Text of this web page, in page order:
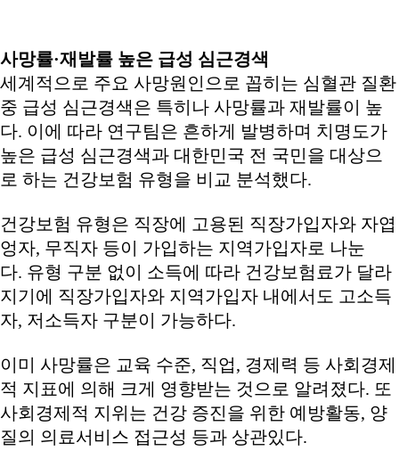
사망률·재발률 높은 급성 심근경색
세계적으로 주요 사망원인으로 꼽히는 심혈관 질환
중 급성 심근경색은 특히나 사망률과 재발률이 높
다. 이에 따라 연구팀은 흔하게 발병하며 치명도가
높은 급성 심근경색과 대한민국 전 국민을 대상으
로 하는 건강보험 유형을 비교 분석했다.
건강보험 유형은 직장에 고용된 직장가입자와 자엽
엉자, 무직자 등이 가입하는 지역가입자로 나눈
다. 유형 구분 없이 소득에 따라 건강보험료가 달라
지기에 직장가입자와 지역가입자 내에서도 고소득
자, 저소득자 구분이 가능하다.
이미 사망률은 교육 수준, 직업, 경제력 등 사회경제
적 지표에 의해 크게 영향받는 것으로 알려졌다. 또
사회경제적 지위는 건강 증진을 위한 예방활동, 양
질의 의료서비스 접근성 등과 상관있다.